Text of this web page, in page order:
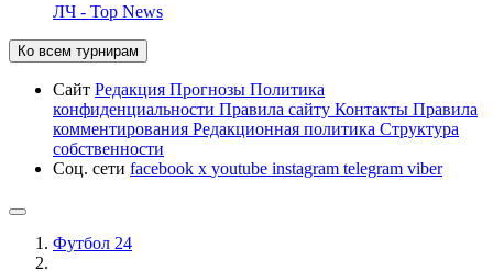
ЛЧ - Top News
Ко всем турнирам
Сайт Редакция Прогнозы Политика
конфиденциальности Правила сайту Контакты Правила
комментирования Редакционная политика Структура
собственности
Соц. сети facebook x youtube instagram telegram viber
Футбол 24